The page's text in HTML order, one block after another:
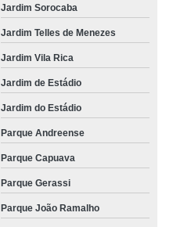
Jardim Sorocaba
Jardim Telles de Menezes
Jardim Vila Rica
Jardim de Estádio
Jardim do Estádio
Parque Andreense
Parque Capuava
Parque Gerassi
Parque João Ramalho